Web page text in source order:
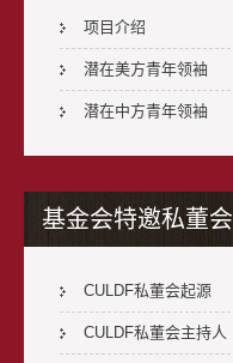
项目介绍
潜在美方青年领袖
潜在中方青年领袖
基金会特邀私董会
CULDF私董会起源
CULDF私董会主持人